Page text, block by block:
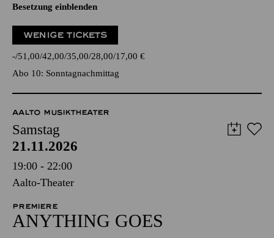
Besetzung einblenden
WENIGE TICKETS
- 51,00 42,00 35,00 28,00 17,00 €
Abo 10: Sonntagnachmittag
AALTO MUSIKTHEATER
Samstag
21.11.2026
19:00 - 22:00
Aalto-Theater
PREMIERE
ANYTHING GOES